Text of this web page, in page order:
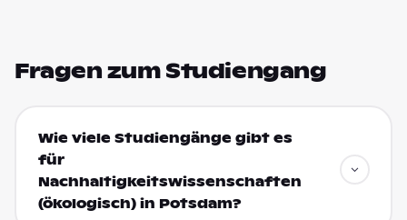
Fragen zum Studiengang
Wie viele Studiengänge gibt es
für
Nachhaltigkeitswissenschaften
(ökologisch) in Potsdam?